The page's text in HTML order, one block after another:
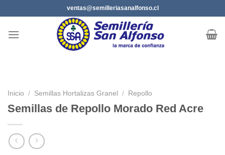
al
contenido
ventas@semilleriasanalfonso.cl
Inicio / Semillas Hortalizas Granel / Repollo
Semillas de Repollo Morado Red Acre